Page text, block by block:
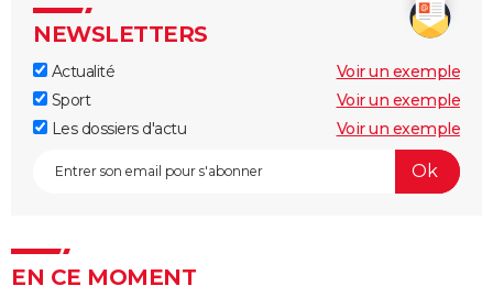
NEWSLETTERS
Actualité
Voir un exemple
Sport
Voir un exemple
Les dossiers d'actu
Voir un exemple
EN CE MOMENT